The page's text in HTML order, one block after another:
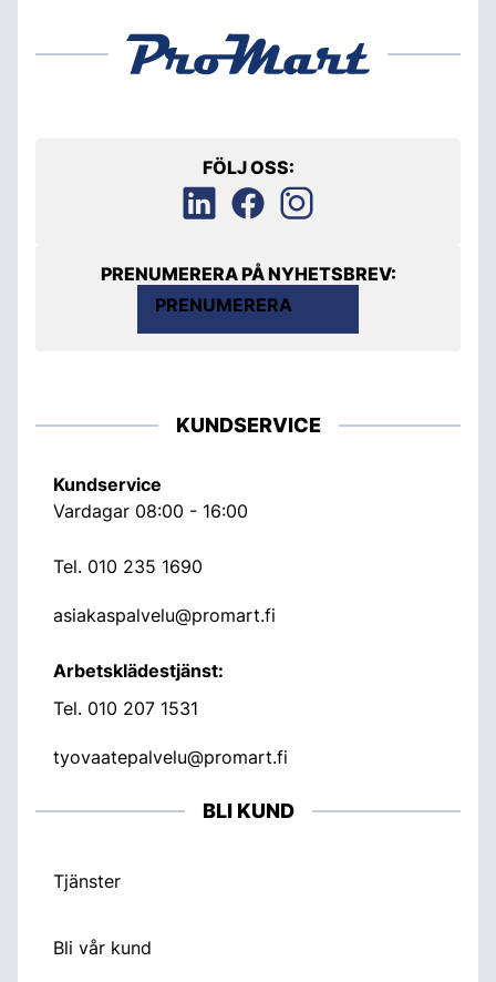
FÖLJ OSS:
PRENUMERERA PÅ NYHETSBREV:
PRENUMERERA
KUNDSERVICE
Kundservice
Vardagar 08:00 - 16:00
Tel. 010 235 1690
asiakaspalvelu@promart.fi
Arbetsklädestjänst:
Tel. 010 207 1531
tyovaatepalvelu@promart.fi
BLI KUND
Tjänster
Bli vår kund